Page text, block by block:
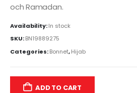
och Ramadan.
Availability:In stock
SKU:BN19889275
Categories:Bonnet,Hijab
ADD TO CART